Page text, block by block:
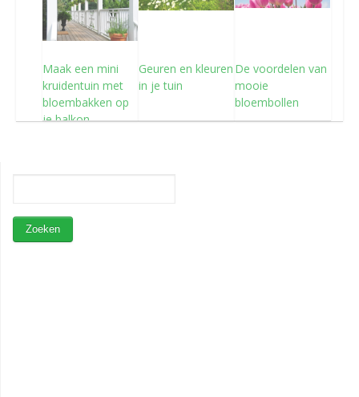
Maak een mini
kruidentuin met
bloembakken op
je balkon
Geuren en kleuren
in je tuin
De voordelen van
mooie
bloembollen